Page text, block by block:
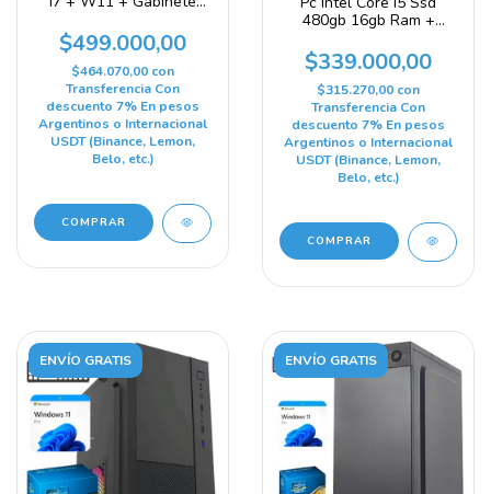
Gráficos Integrados Intel
Hd Graphics 4000
$499.000,00
$464.070,00 con
Transferencia Con
descuento 7% En pesos
Argentinos o Internacional
USDT (Binance, Lemon,
Belo, etc.)
COMPRAR
480gb 16gb Ram +
480 Gb 16 Gb Gráficos
Integrados Intel Hd
Graphics 2000
$339.000,00
$315.270,00 con
Transferencia Con
descuento 7% En pesos
Argentinos o Internacional
USDT (Binance, Lemon,
Belo, etc.)
COMPRAR
ENVÍO GRATIS ENVÍO GRATIS